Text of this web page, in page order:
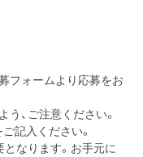
フォームより応募をお
、ご注意ください。
記入ください。
なります。お手元に